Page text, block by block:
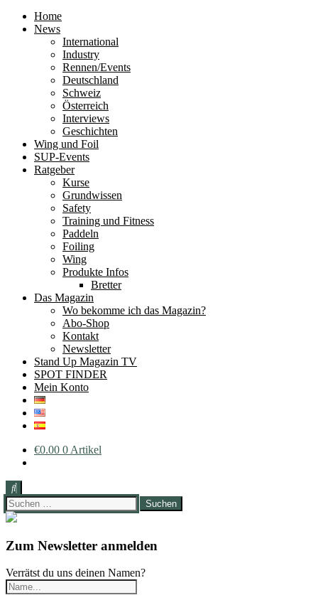
Home
News
International
Industry
Rennen/Events
Deutschland
Schweiz
Österreich
Interviews
Geschichten
Wing und Foil
SUP-Events
Ratgeber
Kurse
Grundwissen
Safety
Training und Fitness
Paddeln
Foiling
Wing
Produkte Infos
Bretter
Das Magazin
Wo bekomme ich das Magazin?
Abo-Shop
Kontakt
Newsletter
Stand Up Magazin TV
SPOT FINDER
Mein Konto
€0.00 0 Artikel
Suchen
nach:
Zum Newsletter anmelden
Verrätst du uns deinen Namen?